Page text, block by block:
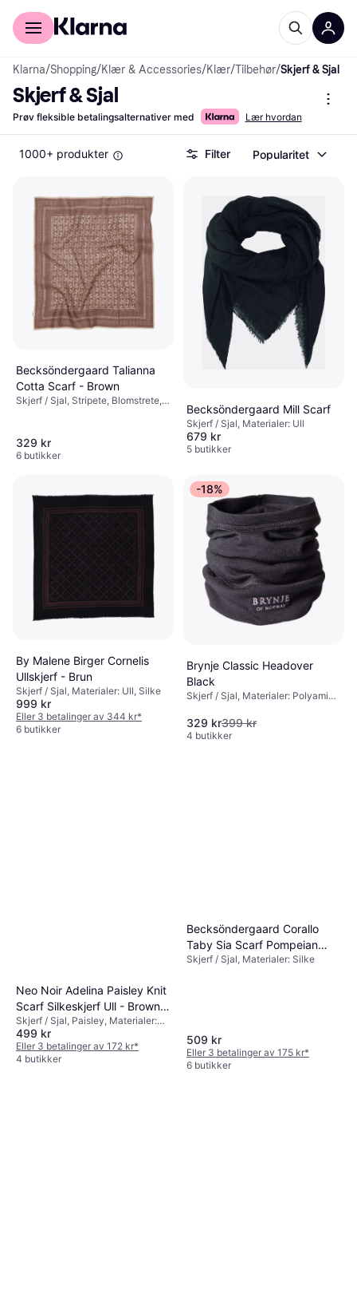
For kunder
Klarna/Shopping/Klær & Accessories/Klær/Tilbehør/Skjerf & Sjal
Skjerf & Sjal
Prøv fleksible betalingsalternativer med Lær hvordan
1000+ produkter Filter Popularitet
Becksöndergaard Talianna
Cotta Scarf - Brown
Skjerf / Sjal, Stripete, Blomstrete,
329 kr
6 butikker
Becksöndergaard Mill Scarf
Skjerf / Sjal, Materialer: Ull
679 kr
5 butikker
By Malene Birger Cornelis
Ullskjerf - Brun
Skjerf / Sjal, Materialer: Ull, Silke
999 kr
Eller 3 betalinger av 344 kr*
6 butikker
-18%
Brynje Classic Headover
Black
Skjerf / Sjal, Materialer: Polyamid,
329 kr399 kr
4 butikker
Neo Noir Adelina Paisley Knit
Scarf Silkeskjerf Ull - Brown
Melange
Skjerf / Sjal, Paisley, Materialer:
Ull
499 kr
Eller 3 betalinger av 172 kr*
4 butikker
Becksöndergaard Corallo
Taby Sia Scarf Pompeian
Red
Skjerf / Sjal, Materialer: Silke
509 kr
Eller 3 betalinger av 175 kr*
6 butikker